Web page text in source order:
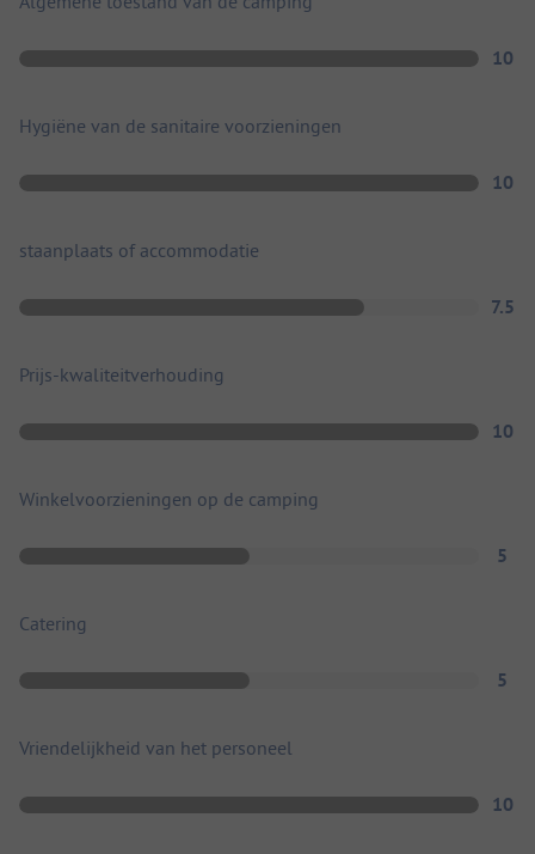
10
Hygiëne van de sanitaire voorzieningen
10
staanplaats of accommodatie
7.5
Prijs-kwaliteitverhouding
10
Winkelvoorzieningen op de camping
5
Catering
5
Vriendelijkheid van het personeel
10